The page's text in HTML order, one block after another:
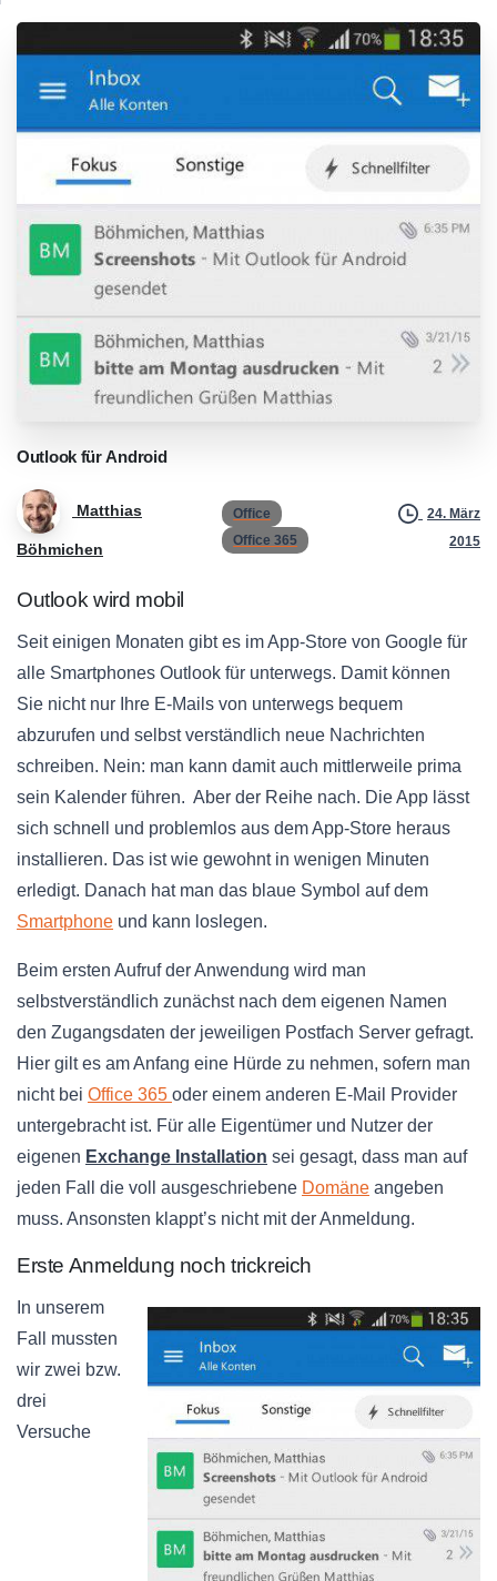
Outlook für Android
Matthias
Böhmichen
Office
Office 365
24. März
2015
Outlook wird mobil
Seit einigen Monaten gibt es im App-Store von Google für
alle Smartphones Outlook für unterwegs. Damit können
Sie nicht nur Ihre E-Mails von unterwegs bequem
abzurufen und selbst verständlich neue Nachrichten
schreiben. Nein: man kann damit auch mittlerweile prima
sein Kalender führen. Aber der Reihe nach. Die App lässt
sich schnell und problemlos aus dem App-Store heraus
installieren. Das ist wie gewohnt in wenigen Minuten
erledigt. Danach hat man das blaue Symbol auf dem
Smartphone und kann loslegen.
Beim ersten Aufruf der Anwendung wird man
selbstverständlich zunächst nach dem eigenen Namen
den Zugangsdaten der jeweiligen Postfach Server gefragt.
Hier gilt es am Anfang eine Hürde zu nehmen, sofern man
nicht bei Office 365 oder einem anderen E-Mail Provider
untergebracht ist. Für alle Eigentümer und Nutzer der
eigenen Exchange Installation sei gesagt, dass man auf
jeden Fall die voll ausgeschriebene Domäne angeben
muss. Ansonsten klappt’s nicht mit der Anmeldung.
Erste Anmeldung noch trickreich
In unserem
Fall mussten
wir zwei bzw.
drei
Versuche